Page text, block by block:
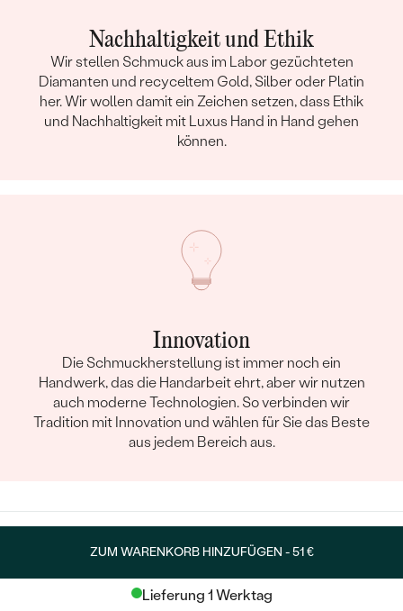
Nachhaltigkeit und Ethik
Wir stellen Schmuck aus im Labor gezüchteten
Diamanten und recyceltem Gold, Silber oder Platin
her. Wir wollen damit ein Zeichen setzen, dass Ethik
und Nachhaltigkeit mit Luxus Hand in Hand gehen
können.
Innovation
Die Schmuckherstellung ist immer noch ein
Handwerk, das die Handarbeit ehrt, aber wir nutzen
auch moderne Technologien. So verbinden wir
Tradition mit Innovation und wählen für Sie das Beste
aus jedem Bereich aus.
ZUM WARENKORB HINZUFÜGEN -51 €
Lieferung 1 Werktag